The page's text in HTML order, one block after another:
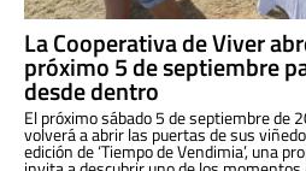
La Cooperativa de Viver
próximo 5 de septiembre
desde dentro
El próximo sábado 5 de septiembre de
volverá a abrir las puertas de sus
edición de ‘Tiempo de Vendimia’, una